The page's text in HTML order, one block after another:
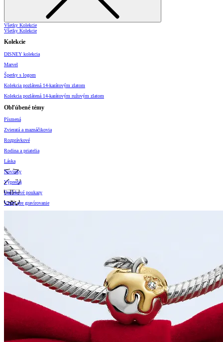
Všetky Kolekcie
Všetky Kolekcie
Kolekcie
DISNEY kolekcia
Marvel
Šperky s logom
Kolekcia pozlátená 14-karátovým zlatom
Kolekcia pozlátená 14-karátovým ružovým zlatom
Obľúbené témy
Písmená
Zvieratá a maznáčikovia
Rozprávkové
Rodina a priatelia
Láska
Novinky
Výpredaj
Darčekové poukazy
Vzory pre gravírovanie